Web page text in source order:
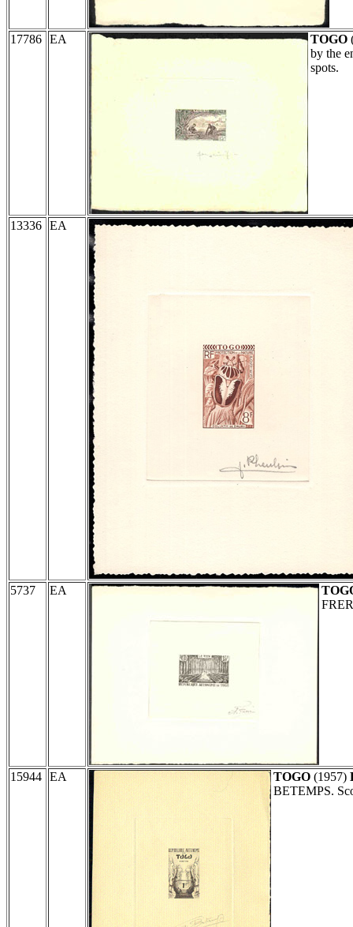
17786 EA TOGO
by the
spots.
13336 EA
5737 EA
15944 EA TOGO (1957)
BETEMPS.